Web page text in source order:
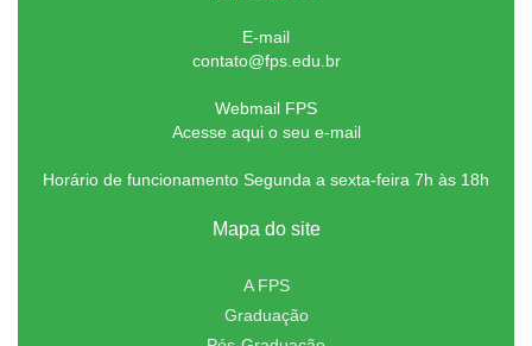
E-mail
contato@fps.edu.br
Webmail FPS
Acesse aqui o seu e-mail
Horário de funcionamento Segunda a sexta-feira 7h às 18h
Mapa do site
A FPS
Graduação